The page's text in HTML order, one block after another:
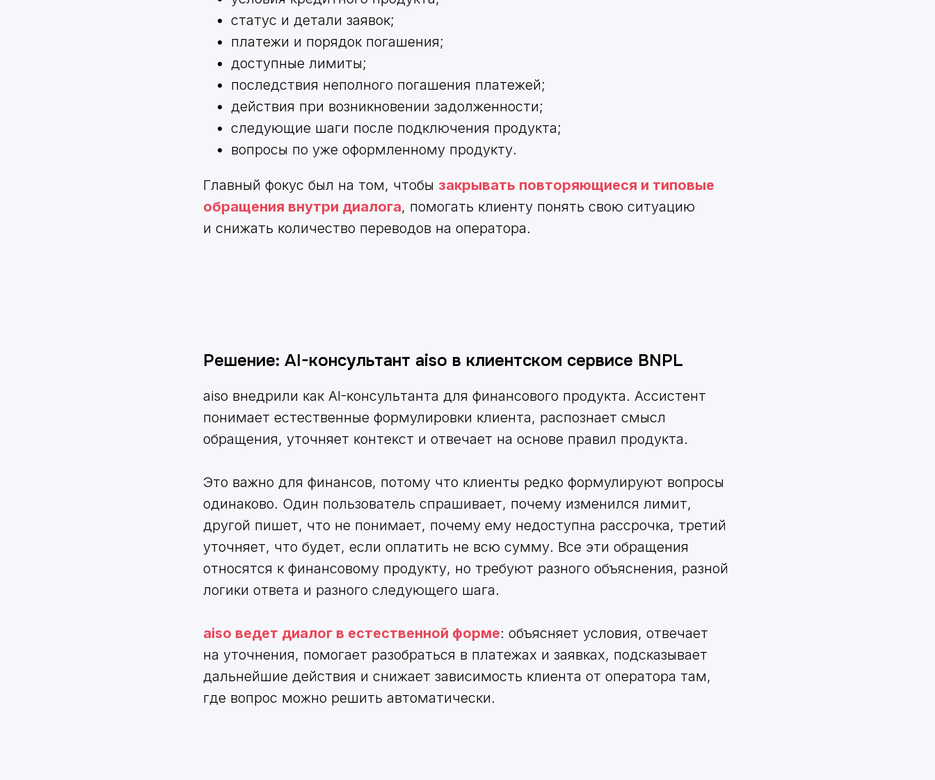
статус и детали заявок;
платежи и порядок погашения;
доступные лимиты;
последствия неполного погашения платежей;
действия при возникновении задолженности;
следующие шаги после подключения продукта;
вопросы по уже оформленному продукту.
Главный фокус был на том, чтобы закрывать повторяющиеся и типовые
обращения внутри диалога, помогать клиенту понять свою ситуацию
и снижать количество переводов на оператора.
Решение: AI-консультант aiso в клиентском сервисе BNPL
aiso внедрили как AI-консультанта для финансового продукта. Ассистент
понимает естественные формулировки клиента, распознает смысл
обращения, уточняет контекст и отвечает на основе правил продукта.
Это важно для финансов, потому что клиенты редко формулируют вопросы
одинаково. Один пользователь спрашивает, почему изменился лимит,
другой пишет, что не понимает, почему ему недоступна рассрочка, третий
уточняет, что будет, если оплатить не всю сумму. Все эти обращения
относятся к финансовому продукту, но требуют разного объяснения, разной
логики ответа и разного следующего шага.
aiso ведет диалог в естественной форме: объясняет условия, отвечает
на уточнения, помогает разобраться в платежах и заявках, подсказывает
дальнейшие действия и снижает зависимость клиента от оператора там,
где вопрос можно решить автоматически.